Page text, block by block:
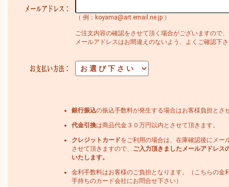
（ 例：koyama@art.email.ne.jp ）
ご注文内容の確認をさせて頂く場合がございますので、
メールアドレスはお間違えのないよう、よくご確認下
銀行振込の振込手数料が発生する場合はお客様負担とさ
代金引換は商品代金３０万円以内とさせて頂きます。
クレジットカードをご利用の場合は、在庫確認後にメー
させて頂きますので、
ご入力頂きましたメールアドレス
いたします。
金利手数料はお客様のご負担となります。（こちらの金
手持ちのカード会社にお問合せ下さい）